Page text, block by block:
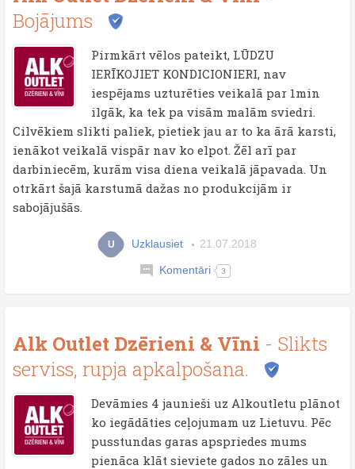
Bojājums
Pirmkārt vēlos pateikt, LŪDZU
IERĪKOJIET KONDICIONIERI, nav
iespējams uzturēties veikalā par 1min
ilgāk, ka tek pa visām malām sviedri.
Cilvēkiem slikti paliek, pietiek jau ar to ka ārā karsti,
ienākot veikalā vispār nav ko elpot. Žēl arī par
darbiniecēm, kurām visa diena veikalā jāpavada. Un
otrkārt šajā karstumā dažas no produkcijām ir
sabojājušās.
U Uzklausiet 21.07.2018
Komentāri 3
Alk Outlet Dzērieni & Vīni - Slikts
serviss, rupja apkalpošana.
Devāmies 4 jaunieši uz Alkoutletu plānot
ko iegādāties ceļojumam uz Lietuvu. Pēc
pusstundas garas apspriedes mums
pienāca klāt sieviete gados no zāles un